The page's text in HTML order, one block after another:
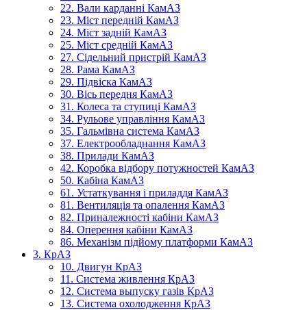
22. Вали карданні КамАЗ
23. Міст передній КамАЗ
24. Міст задній КамАЗ
25. Міст средній КамАЗ
27. Сідельний пристрій КамАЗ
28. Рама КамАЗ
29. Підвіска КамАЗ
30. Вісь передня КамАЗ
31. Колеса та ступиці КамАЗ
34. Рульове управління КамАЗ
35. Гальмівна система КамАЗ
37. Електрообладнання КамАЗ
38. Прилади КамАЗ
42. Коробка відбору потужностей КамАЗ
50. Кабіна КамАЗ
61. Устаткування і приладдя КамАЗ
81. Вентиляція та опалення КамАЗ
82. Приналежності кабіни КамАЗ
84. Оперення кабіни КамАЗ
86. Механізм підйому платформи КамАЗ
3. КрАЗ
10. Двигун КрАЗ
11. Система живлення КрАЗ
12. Система выпуску газів КрАЗ
13. Система охолодження КрАЗ